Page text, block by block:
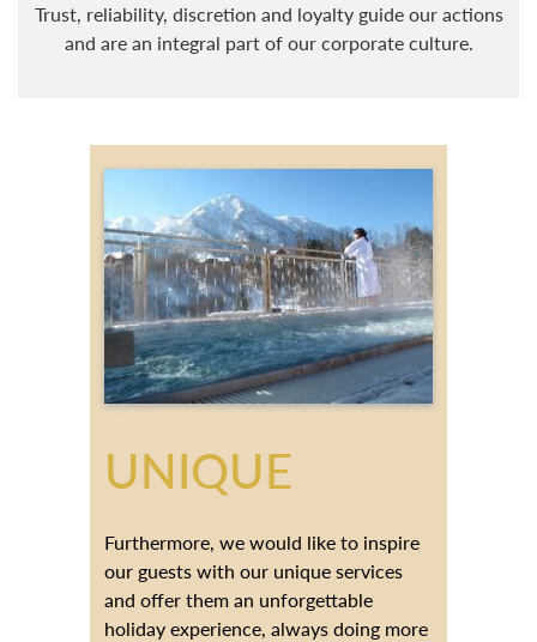
Trust, reliability, discretion and loyalty guide our actions
and are an integral part of our corporate culture.
UNIQUE
Furthermore, we would like to inspire
our guests with our unique services
and offer them an unforgettable
holiday experience, always doing more